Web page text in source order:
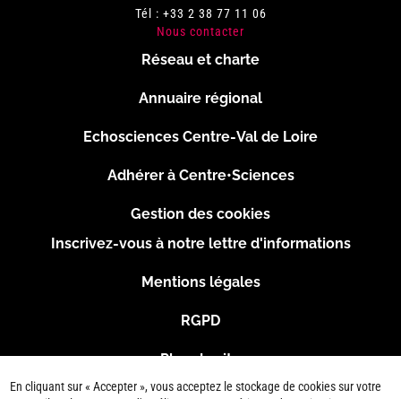
Tél : +33 2 38 77 11 06
Nous contacter
page
Réseau et charte
Annuaire régional
Echosciences Centre-Val de Loire
Adhérer à Centre•Sciences
Gestion des cookies
Inscrivez-vous à notre lettre d'informations
Mentions légales
RGPD
Plan du site
En cliquant sur « Accepter », vous acceptez le stockage de cookies sur votre